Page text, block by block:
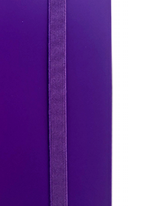
Miniaturas
PALADINS KITS